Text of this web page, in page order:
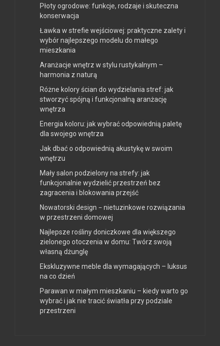
Płoty ogrodowe: funkcje, rodzaje i skuteczna
konserwacja
Ławka w strefie wejściowej: praktyczne zalety i
wybór najlepszego modelu do małego
mieszkania
Aranżacje wnętrz w stylu rustykalnym –
harmonia z naturą
Różne kolory ścian do wydzielania stref: jak
stworzyć spójną i funkcjonalną aranżację
wnętrza
Energia koloru: jak wybrać odpowiednią paletę
dla swojego wnętrza
Jak dbać o odpowiednią akustykę w swoim
wnętrzu
Mały salon podzielony na strefy: jak
funkcjonalnie wydzielić przestrzeń bez
zagracenia i blokowania przejść
Nowatorski design − nietuzinkowe rozwiązania
w przestrzeni domowej
Najlepsze rośliny doniczkowe dla większego
zielonego otoczenia w domu: Twórz swoją
własną dżunglę
Ekskluzywne meble dla wymagających – luksus
na co dzień
Parawan w małym mieszkaniu – kiedy warto go
wybrać i jak nie tracić światła przy podziale
przestrzeni